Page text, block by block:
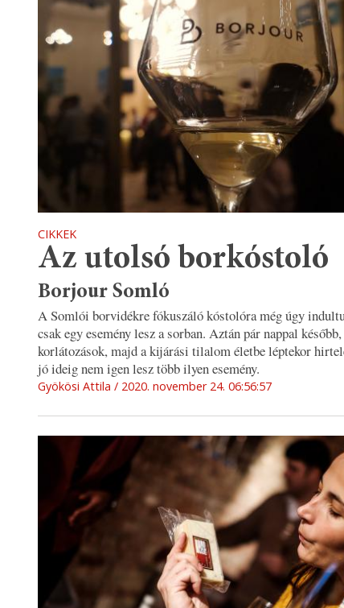
CIKKEK
Az utolsó borkóstoló
Borjour Somló
A Somlói borvidékre fókuszáló kóstolóra még úgy
csak egy esemény lesz a sorban. Aztán pár nappal
korlátozások, majd a kijárási tilalom életbe léptekor
jó ideig nem igen lesz több ilyen esemény.
Gyökösi Attila 2020. november 24. 06:56:57